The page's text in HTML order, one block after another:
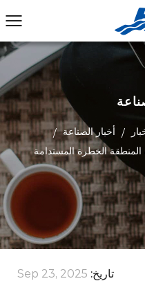
/ أخبار الصناعة /
الخطرة المستدامة
تاريخ: Sep 23, 2025